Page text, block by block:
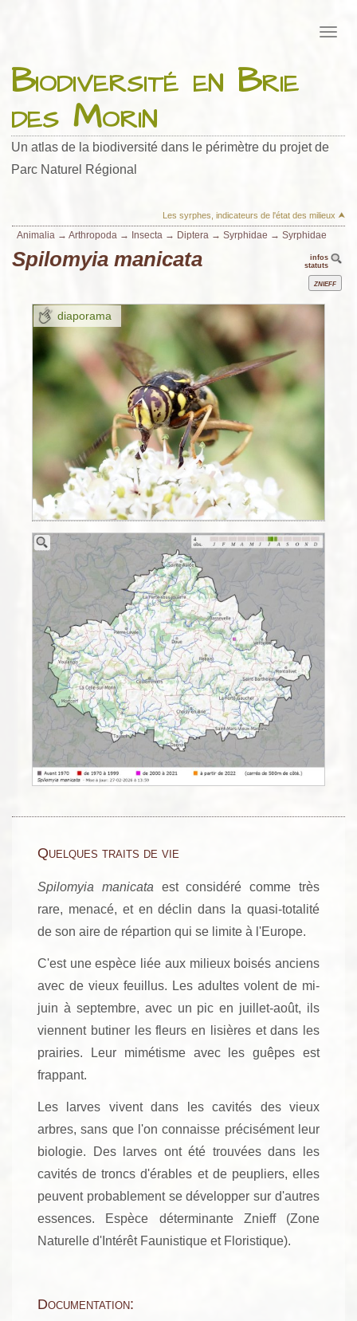
Biodiversité en Brie
des Morin
Un atlas de la biodiversité dans le périmètre du projet de
Parc Naturel Régional
Les syrphes, indicateurs de l'état des milieux ⮝
Animalia → Arthropoda → Insecta → Diptera → Syrphidae → Syrphidae
Spilomyia manicata
infos
statuts
Znieff
diaporama
Quelques traits de vie
Spilomyia manicata est considéré comme très
rare, menacé, et en déclin dans la quasi-totalité
de son aire de répartion qui se limite à l'Europe.
C'est une espèce liée aux milieux boisés anciens
avec de vieux feuillus. Les adultes volent de mi-
juin à septembre, avec un pic en juillet-août, ils
viennent butiner les fleurs en lisières et dans les
prairies. Leur mimétisme avec les guêpes est
frappant.
Les larves vivent dans les cavités des vieux
arbres, sans que l'on connaisse précisément leur
biologie. Des larves ont été trouvées dans les
cavités de troncs d'érables et de peupliers, elles
peuvent probablement se développer sur d'autres
essences. Espèce déterminante Znieff (Zone
Naturelle d'Intérêt Faunistique et Floristique).
Documentation: